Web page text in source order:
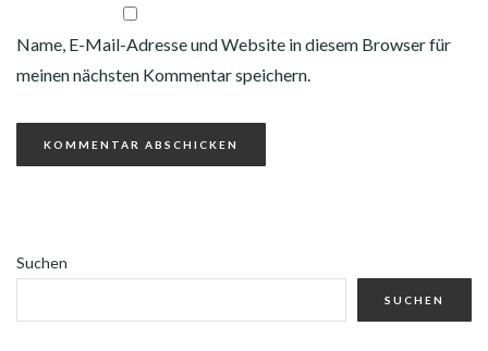
Name, E-Mail-Adresse und Website in diesem Browser für
meinen nächsten Kommentar speichern.
Suchen
SUCHEN